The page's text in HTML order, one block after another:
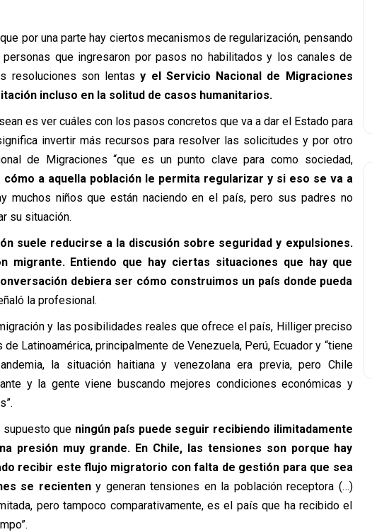
por una parte hay ciertos mecanismos de regularización, pensando
que ingresaron por pasos no habilitados y los canales de
resoluciones son lentasy el Servicio Nacional de Migraciones
incluso en la solitud de casos humanitarios.
es ver cuáles con los pasos concretos que va a dar el Estado para
invertir más recursos para resolver las solicitudes y por otro
de Migraciones “que es un punto clave para como sociedad,
cómo a aquella población le permita regularizar y si eso se va a
muchos niños que están naciendo en el país, pero sus padres no
su situación.
suele reducirse a la discusión sobre seguridad y expulsiones.
migrante. Entiendo que hay ciertas situaciones que hay que
debiera ser cómo construimos un país donde pueda
la profesional.
y las posibilidades reales que ofrece el país, Hilliger preciso
Latinoamérica, principalmente de Venezuela, Perú, Ecuador y “tiene
la situación haitiana y venezolana era previa, pero Chile
y la gente viene buscando mejores condiciones económicas y
supuesto que ningún país puede seguir recibiendo ilimitadamente
presión muy grande. En Chile, las tensiones son porque hay
recibir este flujo migratorio con falta de gestión para que sea
se recienteny generan tensiones en la población receptora (…)
pero tampoco comparativamente, es el país que ha recibido el